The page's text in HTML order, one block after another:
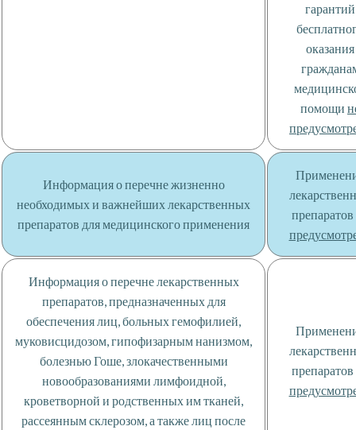
гарантий
оказания
помощи
Информация о перечне жизненно
необходимых и важнейших лекарственных
препаратов для медицинского применения
препаратов
Информация о перечне лекарственных
препаратов, предназначенных для
обеспечения лиц, больных гемофилией,
муковисцидозом, гипофизарным нанизмом,
болезнью Гоше, злокачественными
новообразованиями лимфоидной,
кроветворной и родственных им тканей,
рассеянным склерозом, а также лиц после
препаратов